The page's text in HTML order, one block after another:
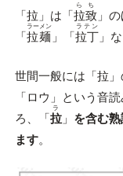
「拉」は「拉致
らち
」の
「拉麺
ラーメン
」「拉丁
ラテン
」
世間一般には「拉
「ロウ」という音
ろ、「拉
ラ
」 を含む熟
ます。